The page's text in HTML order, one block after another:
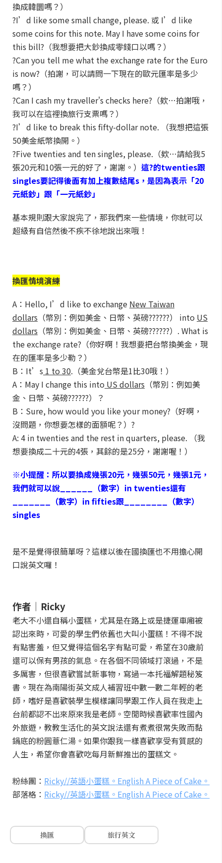
換成韓圜嗎？）
?I’d like some small change, please. 或 I’d like
some coins for this note. May I have some coins for
this bill?（我想要把大鈔換成零錢口以嗎？）
?Can you tell me what the exchange rate for the Euro
is now?（拍謝，可以請問一下現在的歐元匯率是多少
嗎？）
?Can I cash my traveller's checks here?（欸…拍謝哦，
我可以在這裡換旅行支票嗎？）
?I’d like to break this fifty-dollar note. （我想把這張
50美金紙幣換開。）
?Five twenties and ten singles, please.（欸…請給我5
張20元和10張一元的好了，謝謝。） 這?的twenties跟
singles要記得後面有加上複數結尾s，是因為表示「20
元紙鈔」跟「一元紙鈔」
基本規則跟大家說完了，那我們來一些情境，你就可以
超級有自信然後不疾不徐地說出來哦！
換匯情境演練
A：Hello, I’d like to exchange New Taiwan
dollars （幣別：例如美金、日幣、英磅??????） into US
dollars （幣別：例如美金、日幣、英磅??????）. What is
the exchange rate?（你好啊！我想要把台幣換美金，現
在的匯率是多少勒？）
B：It’s 1 to 30.（美金兌台幣是1比30哦！）
A：May I change this into US dollars （幣別：例如美
金、日幣、英磅??????）？
B：Sure, how would you like your money?（好啊，
沒問題，你想要怎樣的面額呢？）?
A: 4 in twenties and the rest in quarters, please. （我
想要換成二十元的4張，其餘的是25分，謝謝喔！）
※小提醒：所以要換成幾張20元，幾張50元，幾張1元，
我們就可以說______（數字）in twenties還有
_______（數字）in fifties跟________（數字）
singles
是不是覺得很簡單呀？這樣以後在國換匯也不用擔心開
口說英文囉！
作者│Ricky
老大不小還自稱小蛋糕，尤其是在路上或是捷運車廂被
認出來時，可愛的學生們依舊也大叫小蛋糕！不得不說
有點害羞，但又覺得這個名字有點可愛，希望在30歲前
還可以保有男孩的氣息。在各個不同領域打滾過，不是
多厲害，但很喜歡嘗試新事物，寫過一本托福解題秘笈
書。現在為南陽街英文成人補習班中數一數二年輕的老
師，嗜好是喜歡裝學生模樣讓同學跟工作人員在我走上
台前都認不出來原來我是老師。空閒時候喜歡率性國內
外旅遊，教教生活化的英文說法還有煮煮很常失敗而黏
鍋底的粉圓薏仁湯。如果你跟我一樣喜歡享受有質感的
人生，希望你會喜歡吃每月新鮮推出的蛋糕文。
粉絲團： Ricky//英語小蛋糕。English A Piece of Cake。
部落格： Ricky//英語小蛋糕。English A Piece of Cake。
換匯 旅行英文